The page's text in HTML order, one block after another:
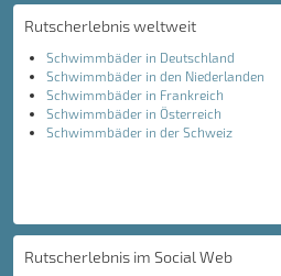
Rutscherlebnis weltweit
Schwimmbäder in Deutschland
Schwimmbäder in den Niederlanden
Schwimmbäder in Frankreich
Schwimmbäder in Österreich
Schwimmbäder in der Schweiz
Rutscherlebnis im Social Web